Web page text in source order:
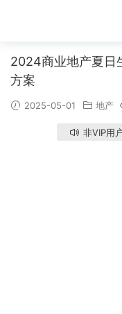
2024商业地产夏日
方案
2025-05-01 地产
非VIP用